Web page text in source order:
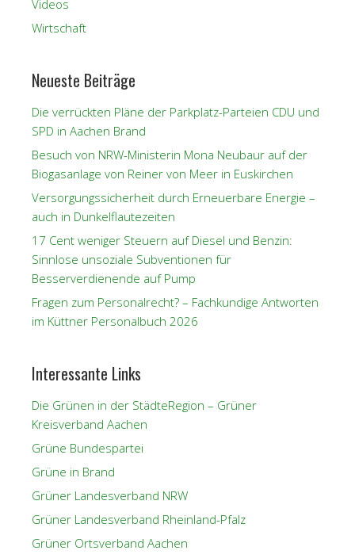
Videos
Wirtschaft
Neueste Beiträge
Die verrückten Pläne der Parkplatz-Parteien CDU und
SPD in Aachen Brand
Besuch von NRW-Ministerin Mona Neubaur auf der
Biogasanlage von Reiner von Meer in Euskirchen
Versorgungssicherheit durch Erneuerbare Energie –
auch in Dunkelflautezeiten
17 Cent weniger Steuern auf Diesel und Benzin:
Sinnlose unsoziale Subventionen für
Besserverdienende auf Pump
Fragen zum Personalrecht? – Fachkundige Antworten
im Küttner Personalbuch 2026
Interessante Links
Die Grünen in der StädteRegion – Grüner
Kreisverband Aachen
Grüne Bundespartei
Grüne in Brand
Grüner Landesverband NRW
Grüner Landesverband Rheinland-Pfalz
Grüner Ortsverband Aachen